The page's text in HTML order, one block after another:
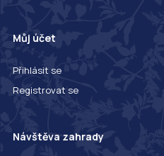
Můj účet
Přihlásit se
Registrovat se
Návštěva zahrady